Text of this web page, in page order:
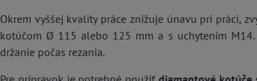
Okrem vyššej kvality práce znižuje únavu pri práci,
kotúčom Ø 115 alebo 125 mm a s uchytením M14.
držanie počas rezania.